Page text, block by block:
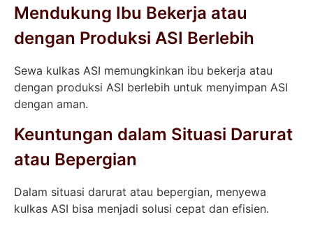
Mendukung Ibu Bekerja atau
dengan Produksi ASI Berlebih
Sewa kulkas ASI memungkinkan ibu bekerja atau
dengan produksi ASI berlebih untuk menyimpan ASI
dengan aman.
Keuntungan dalam Situasi Darurat
atau Bepergian
Dalam situasi darurat atau bepergian, menyewa
kulkas ASI bisa menjadi solusi cepat dan efisien.